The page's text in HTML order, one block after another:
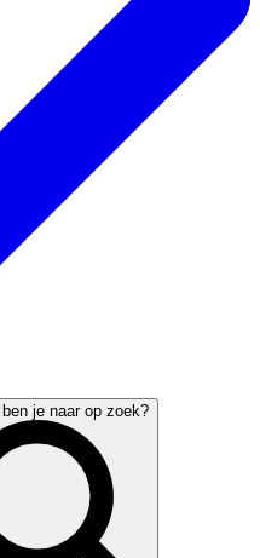
je naar op zoek?